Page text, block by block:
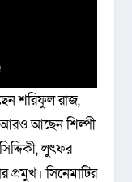
শরিফুল রাজ,
আরও আছেন শিল্পী
লুৎফর
প্রমুখ। সিনেমাটির